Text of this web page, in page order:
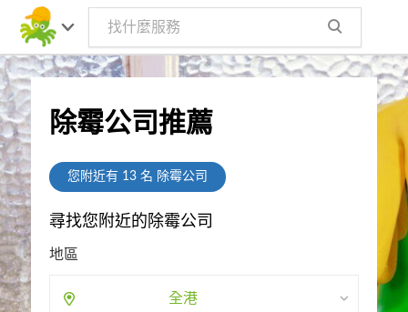
除霉公司推薦
您附近有 13名 除霉公司
尋找您附近的除霉公司
地區
全港